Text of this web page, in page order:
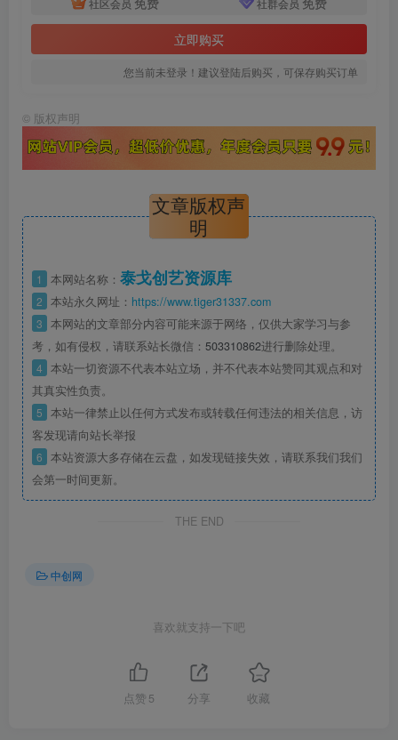
立即购买
您当前未登录！建议登陆后购买，可保存购买订单
© 版权声明
文章版权声
明
1 本网站名称： 泰戈创艺资源库
2 本站永久网址： https://www.tiger31337.com
3 本网站的文章部分内容可能来源于网络，仅供大家学习与参
考，如有侵权，请联系站长微信： 503310862进行删除处理。
4 本站一切资源不代表本站立场，并不代表本站赞同其观点和对
其真实性负责。
5 本站一律禁止以任何方式发布或转载任何违法的相关信息，访
客发现请向站长举报
6 本站资源大多存储在云盘，如发现链接失效，请联系我们我们
会第一时间更新。
THE END
中创网
喜欢就支持一下吧
点赞 5 分享 收藏